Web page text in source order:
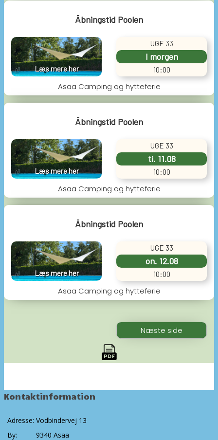
Kontaktinformation
Adresse: Vodbindervej 13
By:
9340 Asaa